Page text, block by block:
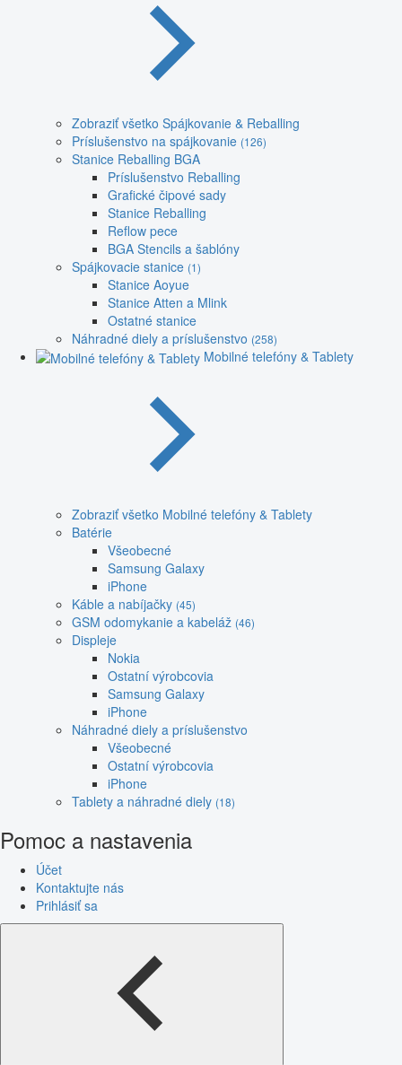
Zobraziť všetko Spájkovanie & Reballing
Príslušenstvo na spájkovanie (126)
Stanice Reballing BGA
Príslušenstvo Reballing
Grafické čipové sady
Stanice Reballing
Reflow pece
BGA Stencils a šablóny
Spájkovacie stanice (1)
Stanice Aoyue
Stanice Atten a Mlink
Ostatné stanice
Náhradné diely a príslušenstvo (258)
Mobilné telefóny & Tablety
Zobraziť všetko Mobilné telefóny & Tablety
Batérie
Všeobecné
Samsung Galaxy
iPhone
Káble a nabíjačky (45)
GSM odomykanie a kabeláž (46)
Displeje
Nokia
Ostatní výrobcovia
Samsung Galaxy
iPhone
Náhradné diely a príslušenstvo
Všeobecné
Ostatní výrobcovia
iPhone
Tablety a náhradné diely (18)
Pomoc a nastavenia
Účet
Kontaktujte nás
Prihlásiť sa